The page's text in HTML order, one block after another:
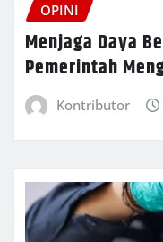
OPINI
Menjaga Daya
Pemerintah
Kontributor